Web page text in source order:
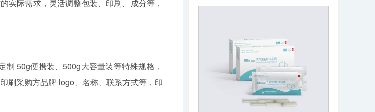
实际需求，灵活调整包装、印刷、成分等，
50g便携装、500g大容量装等特殊规格，
刷采购方品牌 logo、名称、联系方式等，印